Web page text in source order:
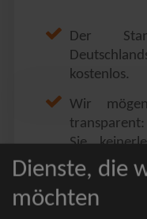
Der
kostenlos.
Wir
Sie
Sie
Dienste, die
möchten